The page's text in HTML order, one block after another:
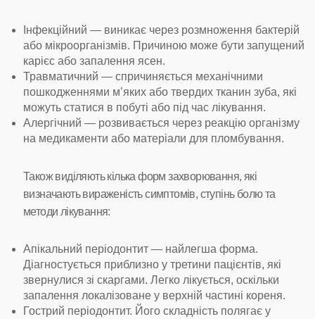
Інфекційний — виникає через розмноження бактерій
або мікроорганізмів. Причиною може бути запущений
карієс або запалення ясен.
Травматичний — спричиняється механічними
пошкодженнями м’яких або твердих тканин зуба, які
можуть статися в побуті або під час лікування.
Алергічний — розвивається через реакцію організму
на медикаменти або матеріали для пломбування.
Також виділяють кілька форм захворювання, які
визначають вираженість симптомів, ступінь болю та
методи лікування:
Апікальний періодонтит — найлегша форма.
Діагностується приблизно у третини пацієнтів, які
звернулися зі скаргами. Легко лікується, оскільки
запалення локалізоване у верхній частині кореня.
Гострий періодонтит. Його складність полягає у